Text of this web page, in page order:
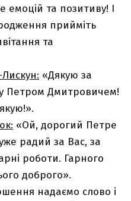
та позитиву! І
прийміть
та
«Дякую за
Петром Дмитровичем!
«Ой, дорогий Петре
радий за Вас, за
роботи. Гарного
доброго».
надаємо слово і